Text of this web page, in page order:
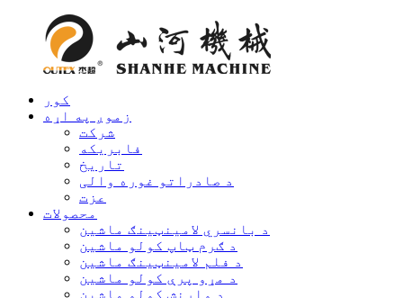
کور
زموږ په اړه
شرکت
فابریکه
تاریخ
د صادراتو غوره والی
عزت
محصولات
د بانسري لامینټینګ ماشین
د ګرم ټاپ کولو ماشین
د فلم لامینټینګ ماشین
د مړو پرې کولو ماشین
د وارنش کولو ماشین